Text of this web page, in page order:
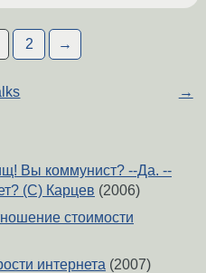
2 →
→
Вы коммунист? --Да. --
(C) Карцев (2006)
стоимости
интернета (2007)